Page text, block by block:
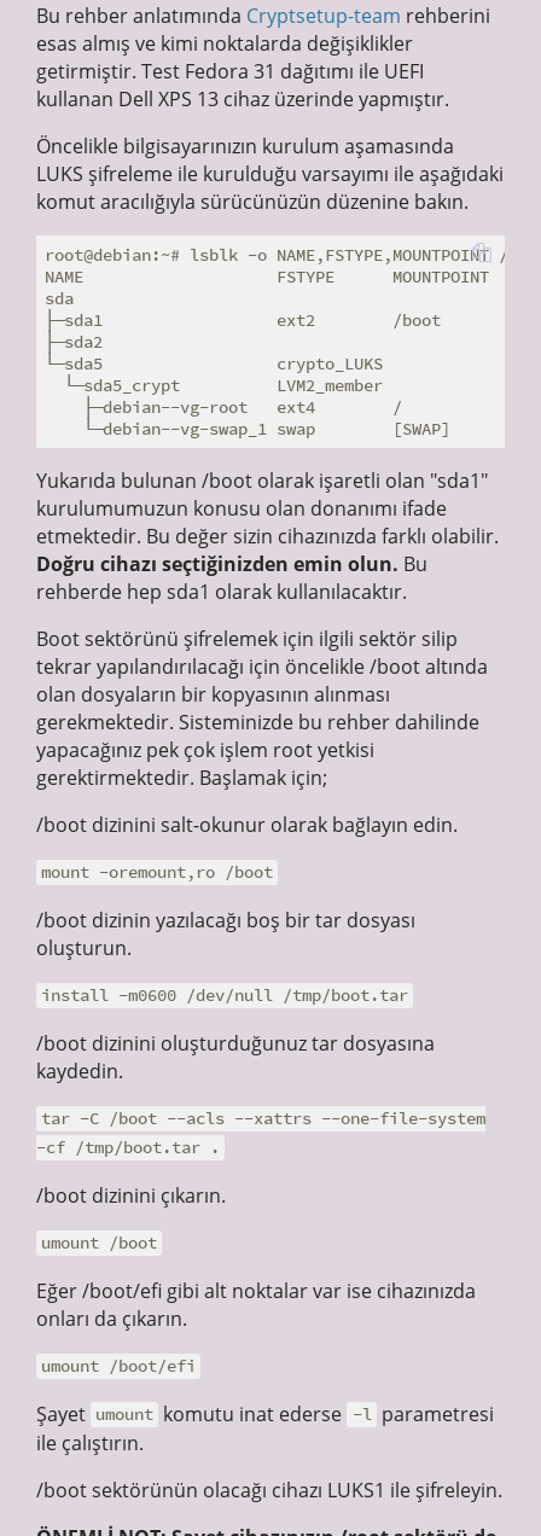
Bu rehber anlatımında Cryptsetup-team rehberini
esas almış ve kimi noktalarda değişiklikler
getirmiştir. Test Fedora 31 dağıtımı ile UEFI
kullanan Dell XPS 13 cihaz üzerinde yapmıştır.
Öncelikle bilgisayarınızın kurulum aşamasında
LUKS şifreleme ile kurulduğu varsayımı ile aşağıdaki
komut aracılığıyla sürücünüzün düzenine bakın.
root@debian:~# lsblk -o NAME,FSTYPE,MOUNTPOINT /
NAME                    FSTYPE      MOUNTPOINT
sda
├─sda1                  ext2        /boot
├─sda2
└─sda5                  crypto_LUKS
  └─sda5_crypt          LVM2_member
    ├─debian--vg-root   ext4        /
Yukarıda bulunan /boot olarak işaretli olan "sda1"
kurulumumuzun konusu olan donanımı ifade
etmektedir. Bu değer sizin cihazınızda farklı olabilir.
Doğru cihazı seçtiğinizden emin olun. Bu
rehberde hep sda1 olarak kullanılacaktır.
Boot sektörünü şifrelemek için ilgili sektör silip
tekrar yapılandırılacağı için öncelikle /boot altında
olan dosyaların bir kopyasının alınması
gerekmektedir. Sisteminizde bu rehber dahilinde
yapacağınız pek çok işlem root yetkisi
gerektirmektedir. Başlamak için;
/boot dizinini salt-okunur olarak bağlayın edin.
mount -oremount,ro /boot
/boot dizinin yazılacağı boş bir tar dosyası
oluşturun.
install -m0600 /dev/null /tmp/boot.tar
/boot dizinini oluşturduğunuz tar dosyasına
kaydedin.
tar -C /boot --acls --xattrs --one-file-system
-cf /tmp/boot.tar .
/boot dizinini çıkarın.
umount /boot
Eğer /boot/efi gibi alt noktalar var ise cihazınızda
onları da çıkarın.
umount /boot/efi
Şayet umount komutu inat ederse -l parametresi
ile çalıştırın.
/boot sektörünün olacağı cihazı LUKS1 ile şifreleyin.